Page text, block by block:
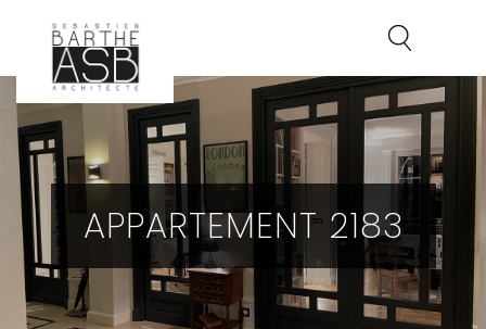
APPARTEMENT 2183